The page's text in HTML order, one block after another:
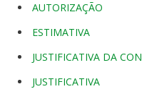
AUTORIZAÇÃO
ESTIMATIVA
JUSTIFICATIVA DA
JUSTIFICATIVA